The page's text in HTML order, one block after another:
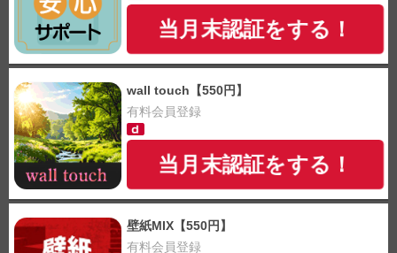
当月末認証をする！
wall touch【550円】
有料会員登録
当月末認証をする！
壁紙MIX【550円】
有料会員登録